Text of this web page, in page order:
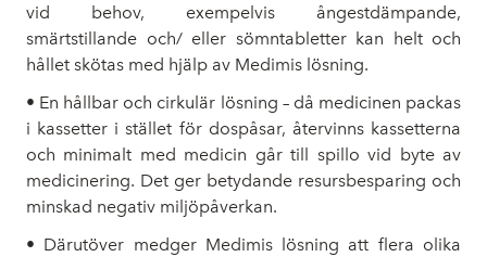
vid behov, exempelvis ångestdämpande,
smärtstillande och/ eller sömntabletter kan helt och
hållet skötas med hjälp av Medimis lösning.
• En hållbar och cirkulär lösning – då medicinen packas
i kassetter i stället för dospåsar, återvinns kassetterna
och minimalt med medicin går till spillo vid byte av
medicinering. Det ger betydande resursbesparing och
minskad negativ miljöpåverkan.
• Därutöver medger Medimis lösning att flera olika